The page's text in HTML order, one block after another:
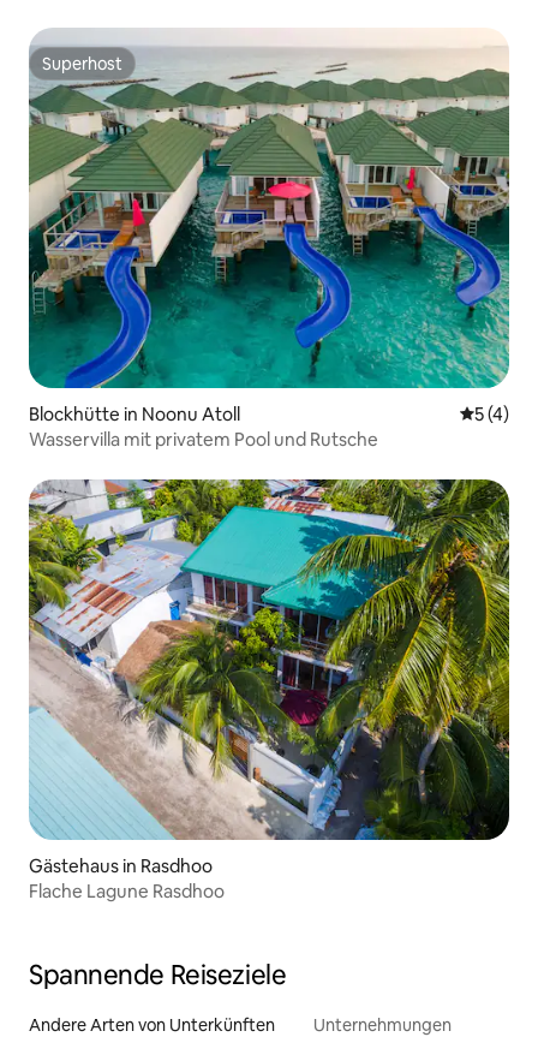
Superhost
Superhost
Blockhütte in Noonu Atoll
5 (4)
Wasservilla mit privatem Pool und Rutsche
Gästehaus in Rasdhoo
Flache Lagune Rasdhoo
Spannende Reiseziele
Andere Arten von Unterkünften Unternehmungen